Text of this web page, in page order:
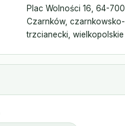
Plac Wolności 16, 64-700
Czarnków, czarnkowsko-
trzcianecki, wielkopolskie